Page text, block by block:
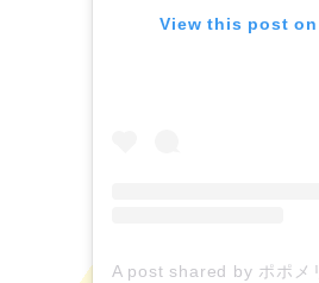
View this post